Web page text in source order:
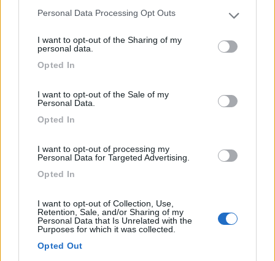
Please note that this website/app uses one or more Google
not limited to your visit or usage behaviour. You may click to
grant or deny consent to Google and its third-party tags to
use your data for below specified purposes in below Google
Personal Data Processing Opt Outs
I want to opt-out of the Sharing of my
personal data.
Opted In
I want to opt-out of the Sale of my
Personal Data.
Opted In
I want to opt-out of processing my
Personal Data for Targeted Advertising.
Opted In
I want to opt-out of Collection, Use,
Retention, Sale, and/or Sharing of my
Personal Data that Is Unrelated with the
Purposes for which it was collected.
Opted Out
Area di sosta (PS+CS)
Area Ristorante Mamabeach
Servizi / Posizione
Direttamente sul mare, spiaggia di Pittulongu, area
Olbia (OT) - 12.7km
Via Tramontana 10